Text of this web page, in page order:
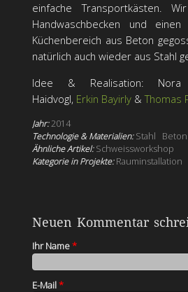
einfache Transportkästen.
Handwaschbecken und
Küchenbereich aus Beton
natürlich auch wieder aus Stahl
Idee & Realisation: Nora
Haidvogl, Erkin Bayirly &Thomas
Jahr:2014
Technologie & Materialien:Stahl Beton
Ähnliche Artikel:Schweissworkshop
Kategorie in Projekte:Rauminstallation
Neuen Kommentar
Ihr Name*
E-Mail*